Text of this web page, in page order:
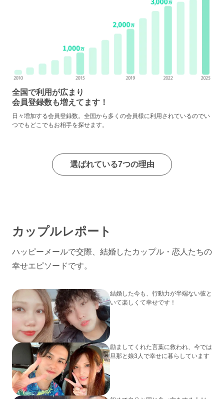
全国で利用が広まり
会員登録数も増えてます！
日々増加する会員登録数。全国から多くの会員様に利用されているのでい
つでもどこでもお相手を探せます。
選ばれている7つの理由
カップルレポート
ハッピーメールで交際、結婚したカップル・恋人たちの
幸せエピソードです。
結婚した今も、行動力が半端ない彼と
いて楽しくて幸せです！
励ましてくれた言葉に救われ、今では
旦那と娘3人で幸せに暮らしています